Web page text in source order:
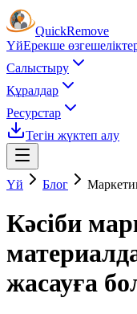
QuickRemove
ҮйЕрекше
Салыстыру
Құралдар
Ресурстар
Тегін жүктеп алу
Үй Блог
Кәсіби
жасауға